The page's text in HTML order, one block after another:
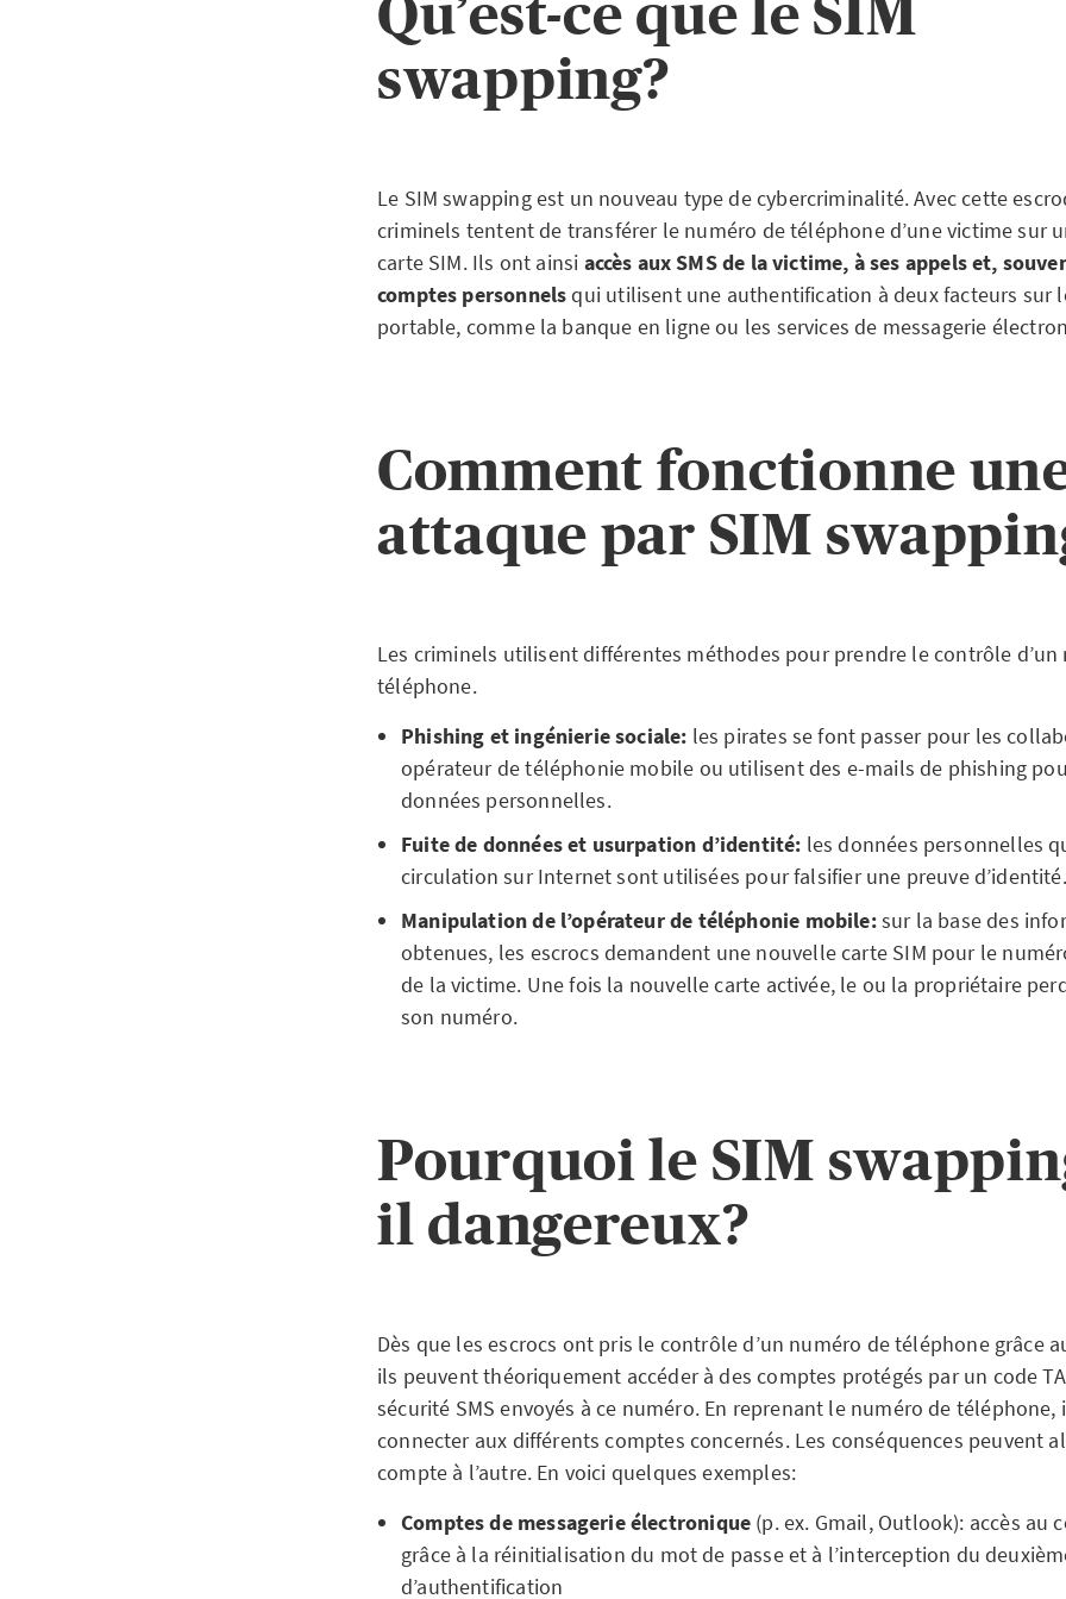
Qu’est-ce que le SIM
swapping?
Le SIM swapping est un nouveau type de cybercriminalité. Avec cette
criminels tentent de transférer le numéro de téléphone d’une victime sur
carte SIM. Ils ont ainsi accès aux SMS de la victime, à ses appels et,
comptes personnelsqui utilisent une authentification à deux facteurs sur
portable, comme la banque en ligne ou les services de messagerie
Comment fonctionne
attaque par SIM
Les criminels utilisent différentes méthodes pour prendre le contrôle d’un
téléphone.
Phishing et ingénierie sociale: les pirates se font passer pour les
opérateur de téléphonie mobile ou utilisent des e-mails de phishing
données personnelles.
Fuite de données et usurpation d’identité: les données personnelles
circulation sur Internet sont utilisées pour falsifier une preuve
Manipulation de l’opérateur de téléphonie mobile:sur la base des
obtenues, les escrocs demandent une nouvelle carte SIM pour le
de la victime. Une fois la nouvelle carte activée, le ou la propriétaire
son numéro.
Pourquoi le SIM
il dangereux?
Dès que les escrocs ont pris le contrôle d’un numéro de téléphone grâce
ils peuvent théoriquement accéder à des comptes protégés par un code
sécurité SMS envoyés à ce numéro. En reprenant le numéro de téléphone,
connecter aux différents comptes concernés. Les conséquences peuvent
compte à l’autre. En voici quelques exemples:
Comptes de messagerie électronique (p. ex. Gmail, Outlook): accès au
grâce à la réinitialisation du mot de passe et à l’interception du
d’authentification